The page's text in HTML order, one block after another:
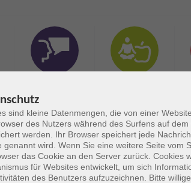
sind kleine Datenmengen, die von einer
des Nutzers während des Surfens auf
werden. Ihr Browser speichert jede
genannt wird. Wenn Sie eine weitere Seite vom
das Cookie an den Server zurück. Cookies
für Websites entwickelt, um sich
des Benutzers aufzuzeichnen. Bitte